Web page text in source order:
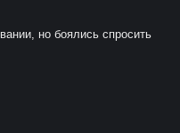
но боялись спросить